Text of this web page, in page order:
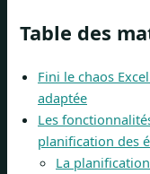
Table des
Fini le chaos
adaptée
Les
planification des
La